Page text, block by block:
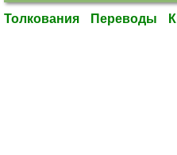
Толкования Переводы